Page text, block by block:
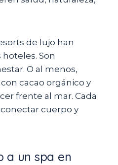
de lujo han
Son
O al menos,
cacao orgánico y
frente al mar. Cada
cuerpo y
a un spa en